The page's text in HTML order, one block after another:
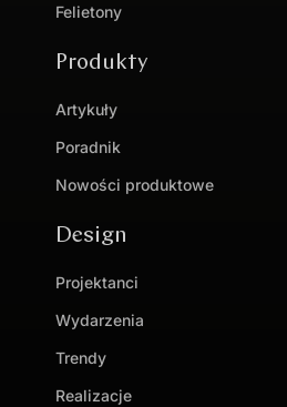
Felietony
Produkty
Artykuły
Poradnik
Nowości produktowe
Design
Projektanci
Wydarzenia
Trendy
Realizacje